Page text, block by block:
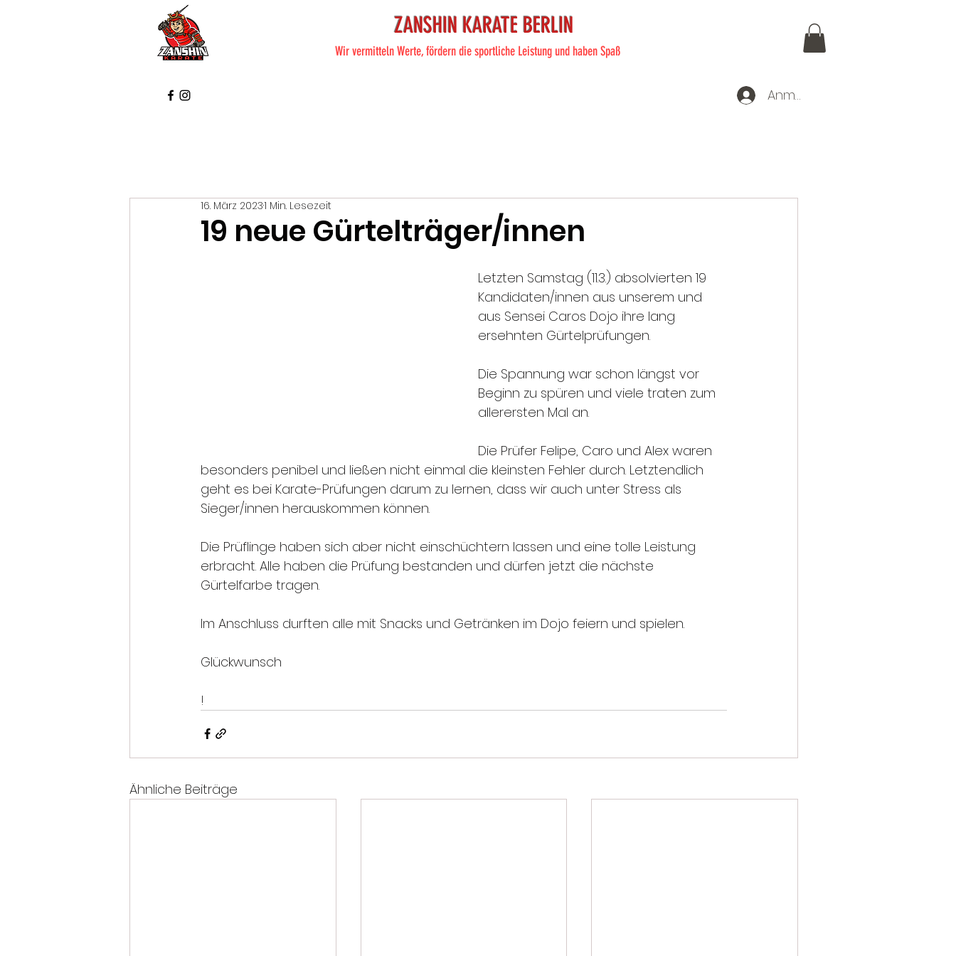
ZANSHIN KARATE BERLIN
Wir vermitteln Werte, fördern die sportliche Leistung und haben Spaß
Anmelden
19 neue Gürtelträger/innen
16. März 20231 Min. Lesezeit
Letzten Samstag (11.3.) absolvierten 19
Kandidaten/innen aus unserem und
aus Sensei Caros Dojo ihre lang
ersehnten Gürtelprüfungen.
Die Spannung war schon längst vor
Beginn zu spüren und viele traten zum
allerersten Mal an.
Die Prüfer Felipe, Caro und Alex waren
besonders penibel und ließen nicht einmal die kleinsten Fehler durch. Letztendlich
geht es bei Karate-Prüfungen darum zu lernen, dass wir auch unter Stress als
Sieger/innen herauskommen können.
Die Prüflinge haben sich aber nicht einschüchtern lassen und eine tolle Leistung
erbracht. Alle haben die Prüfung bestanden und dürfen jetzt die nächste
Gürtelfarbe tragen.
Im Anschluss durften alle mit Snacks und Getränken im Dojo feiern und spielen.
Glückwunsch
!
Ähnliche Beiträge